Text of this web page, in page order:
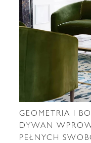
GEOMETRIA I
DYWAN
PEŁNYCH